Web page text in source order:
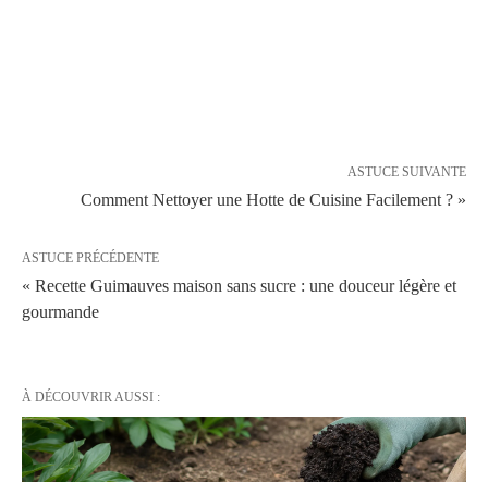
ASTUCE SUIVANTE
Comment Nettoyer une Hotte de Cuisine Facilement ? »
ASTUCE PRÉCÉDENTE
« Recette Guimauves maison sans sucre : une douceur légère et
gourmande
À DÉCOUVRIR AUSSI :